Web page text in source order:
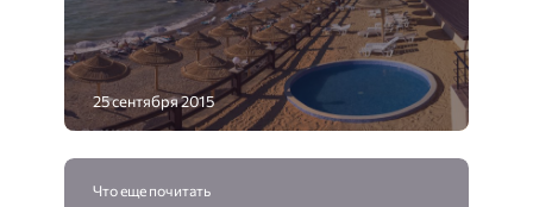
25 сентября 2015
Что еще почитать